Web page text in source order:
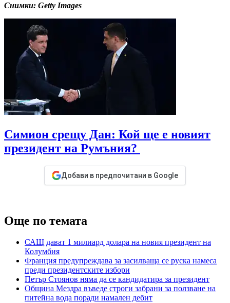
Снимки: Getty Images
Симион срещу Дан: Кой ще е новият
президент на Румъния?
Добави в предпочитани в Google
Още по темата
САЩ дават 1 милиард долара на новия президент на
Колумбия
Франция предупреждава за засилваща се руска намеса
преди президентските избори
Петър Стоянов няма да се кандидатира за президент
Община Мездра въведе строги забрани за ползване на
питейна вода поради намален дебит